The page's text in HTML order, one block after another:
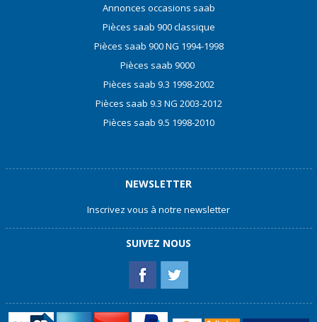
Annonces occasions saab
Pièces saab 900 classique
Pièces saab 900 NG 1994-1998
Pièces saab 9000
Pièces saab 9.3 1998-2002
Pièces saab 9.3 NG 2003-2012
Pièces saab 9.5 1998-2010
NEWSLETTER
Inscrivez vous à notre newsletter
SUIVEZ NOUS